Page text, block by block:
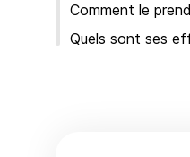
Comment le
Quels sont ses